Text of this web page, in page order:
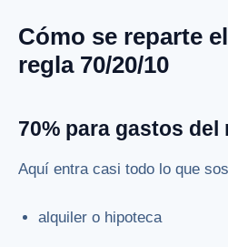
Cómo se reparte
regla 70/20/10
70% para gastos del
Aquí entra casi todo lo que
alquiler o hipoteca